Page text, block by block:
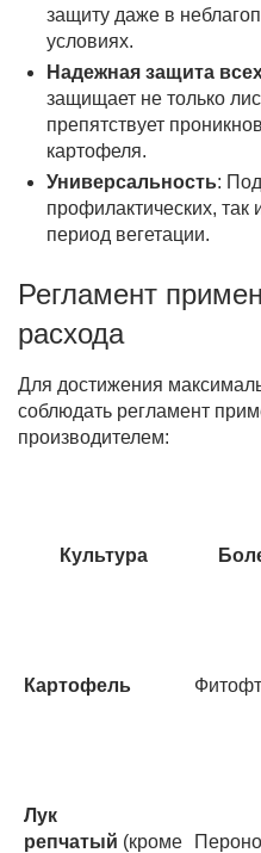
защиту даже в
условиях.
Надежная защита
защищает не только
препятствует
картофеля.
Универсальность:
профилактических, так
период вегетации.
Регламент
расхода
Для достижения
соблюдать регламент
производителем:
Культура
Картофель
Лук
репчатый (кроме